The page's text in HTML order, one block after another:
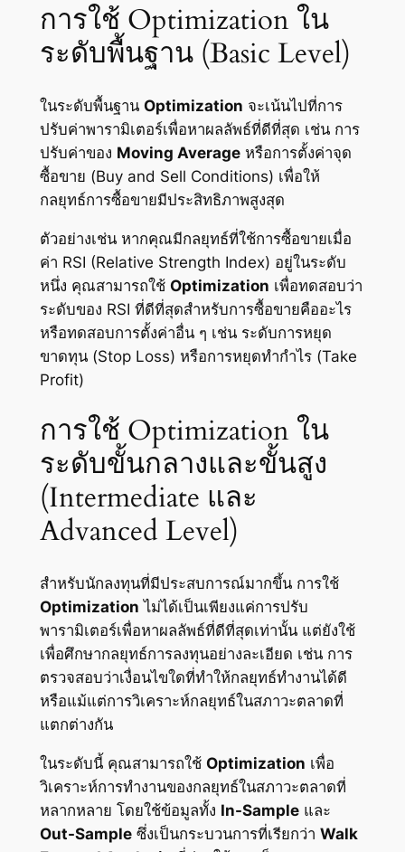
การใช้ Optimization ใน
ระดับพื้นฐาน (Basic Level)
ในระดับพื้นฐาน Optimization จะเน้นไปที่การ
ปรับค่าพารามิเตอร์เพื่อหาผลลัพธ์ที่ดีที่สุด เช่น การ
ปรับค่าของ Moving Averageหรือการตั้งค่าจุด
ซื้อขาย (Buy and Sell Conditions) เพื่อให้
กลยุทธ์การซื้อขายมีประสิทธิภาพสูงสุด
ตัวอย่างเช่น หากคุณมีกลยุทธ์ที่ใช้การซื้อขายเมื่อ
ค่า RSI (Relative Strength Index) อยู่ในระดับ
หนึ่ง คุณสามารถใช้ Optimization เพื่อทดสอบว่า
ระดับของ RSI ที่ดีที่สุดสำหรับการซื้อขายคืออะไร
หรือทดสอบการตั้งค่าอื่น ๆ เช่น ระดับการหยุด
ขาดทุน (Stop Loss) หรือการหยุดทำกำไร (Take
Profit)
การใช้ Optimization ใน
ระดับขั้นกลางและขั้นสูง
(Intermediate และ
Advanced Level)
สำหรับนักลงทุนที่มีประสบการณ์มากขึ้น การใช้
Optimization ไม่ได้เป็นเพียงแค่การปรับ
พารามิเตอร์เพื่อหาผลลัพธ์ที่ดีที่สุดเท่านั้น แต่ยังใช้
เพื่อศึกษากลยุทธ์การลงทุนอย่างละเอียด เช่น การ
ตรวจสอบว่าเงื่อนไขใดที่ทำให้กลยุทธ์ทำงานได้ดี
หรือแม้แต่การวิเคราะห์กลยุทธ์ในสภาวะตลาดที่
แตกต่างกัน
ในระดับนี้ คุณสามารถใช้ Optimization เพื่อ
วิเคราะห์การทำงานของกลยุทธ์ในสภาวะตลาดที่
หลากหลาย โดยใช้ข้อมูลทั้ง In-Sampleและ
Out-Sampleซึ่งเป็นกระบวนการที่เรียกว่า Walk